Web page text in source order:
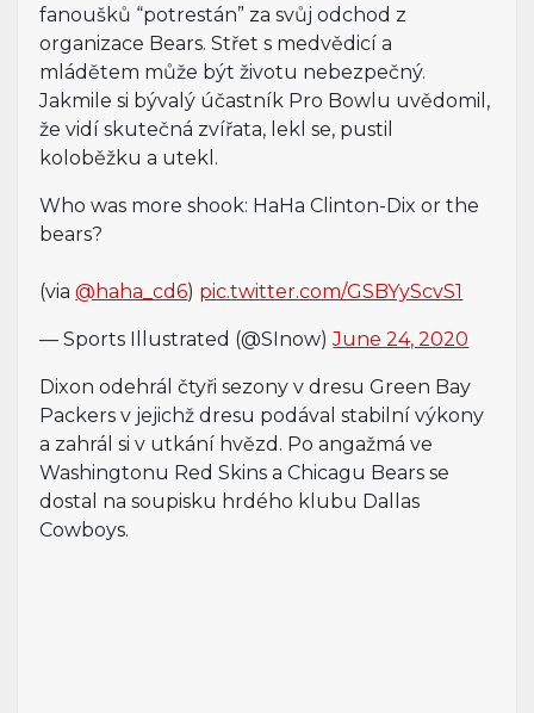
fanoušků “potrestán” za svůj odchod z
organizace Bears. Střet s medvědicí a
mládětem může být životu nebezpečný.
Jakmile si bývalý účastník Pro Bowlu uvědomil,
že vidí skutečná zvířata, lekl se, pustil
koloběžku a utekl.
Who was more shook: HaHa Clinton-Dix or the
bears?
(via@haha_cd6) pic.twitter.com/GSBYyScvS1
— Sports Illustrated (@SInow)June 24, 2020
Dixon odehrál čtyři sezony v dresu Green Bay
Packers v jejichž dresu podával stabilní výkony
a zahrál si v utkání hvězd. Po angažmá ve
Washingtonu Red Skins a Chicagu Bears se
dostal na soupisku hrdého klubu Dallas
Cowboys.